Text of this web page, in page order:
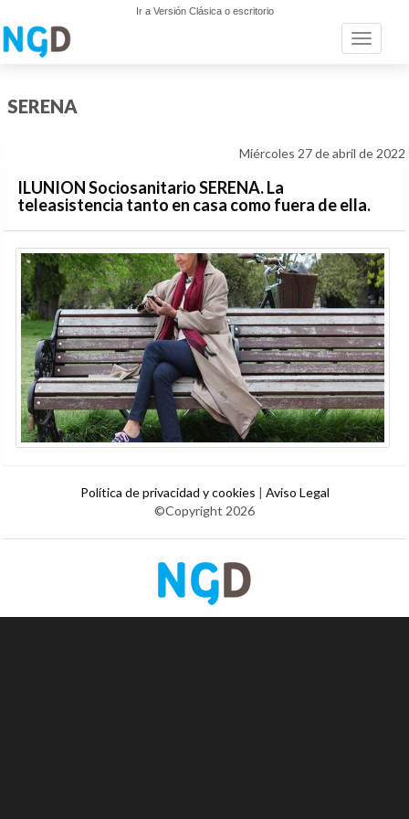
Ir a Versión Clásica o escritorio
Toggle
SERENA
Miércoles 27 de abril de 2022
ILUNION Sociosanitario SERENA. La
teleasistencia tanto en casa como fuera de ella.
Política de privacidad y cookies | Aviso Legal
©Copyright 2026